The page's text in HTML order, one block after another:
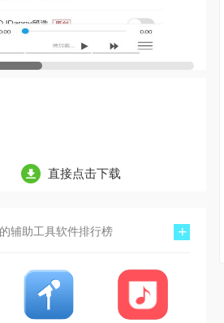
直接点击下载
辅助工具软件排行榜 +